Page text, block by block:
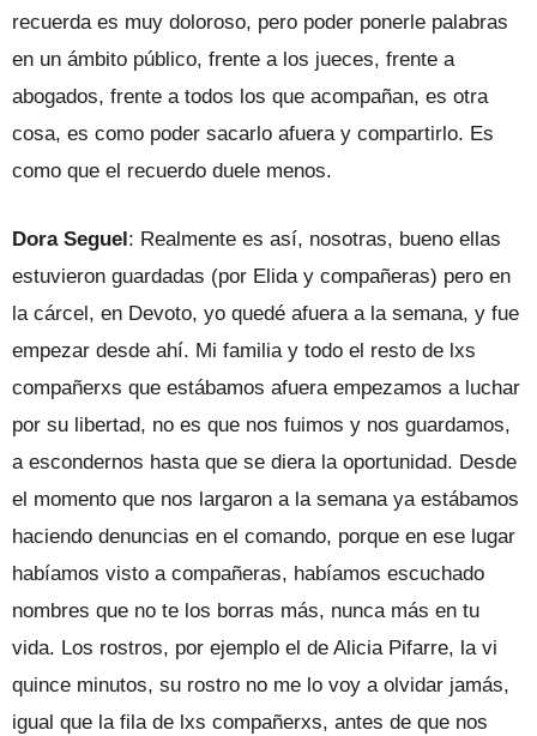
recuerda es muy doloroso, pero poder ponerle palabras
en un ámbito público, frente a los jueces, frente a
abogados, frente a todos los que acompañan, es otra
cosa, es como poder sacarlo afuera y compartirlo. Es
como que el recuerdo duele menos.
Dora Seguel : Realmente es así, nosotras, bueno ellas
estuvieron guardadas (por Elida y compañeras) pero en
la cárcel, en Devoto, yo quedé afuera a la semana, y fue
empezar desde ahí. Mi familia y todo el resto de lxs
compañerxs que estábamos afuera empezamos a luchar
por su libertad, no es que nos fuimos y nos guardamos,
a escondernos hasta que se diera la oportunidad. Desde
el momento que nos largaron a la semana ya estábamos
haciendo denuncias en el comando, porque en ese lugar
habíamos visto a compañeras, habíamos escuchado
nombres que no te los borras más, nunca más en tu
vida. Los rostros, por ejemplo el de Alicia Pifarre, la vi
quince minutos, su rostro no me lo voy a olvidar jamás,
igual que la fila de lxs compañerxs, antes de que nos